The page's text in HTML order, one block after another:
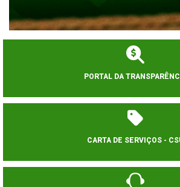
PORTAL DA
CARTA DE SERVIÇOS -